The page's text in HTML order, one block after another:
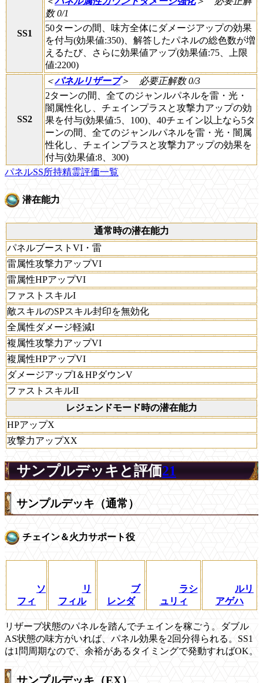
SS1
数 0/1
50ターンの間、味方全体にダメージアップの効果
を付与(効果値:350)、解答したパネルの総色数が増
えるたび、さらに効果値アップ(効果値:75、上限
値:2200)
SS2
＜パネルリザーブ＞
必要正解数 0/3
2ターンの間、全てのジャンルパネルを雷・光・
闇属性化し、チェインプラスと攻撃力アップの効
果を付与(効果値:5、100)、40チェイン以上なら5タ
ーンの間、全てのジャンルパネルを雷・光・闇属
性化し、チェインプラスと攻撃力アップの効果を
付与(効果値:8、300)
パネルSS所持精霊評価一覧
潜在能力
通常時の潜在能力
パネルブーストVI・雷
雷属性攻撃力アップVI
雷属性HPアップVI
ファストスキルI
敵スキルのSPスキル封印を無効化
全属性ダメージ軽減I
複属性攻撃力アップVI
複属性HPアップVI
ダメージアップI＆HPダウンV
ファストスキルII
レジェンドモード時の潜在能力
HPアップX
攻撃力アップXX
サンプルデッキと評価21
サンプルデッキ（通常）
チェイン＆火力サポート役
ソ
フィ
リ
フィル
ブ
レンダ
ラシ
ュリィ
ルリ
アゲハ
リザーブ状態のパネルを踏んでチェインを稼ごう。ダブル
AS状態の味方がいれば、パネル効果を2回分得られる。SS1
は1問周期なので、余裕があるタイミングで発動すればOK。
サンプルデッキ（EX）